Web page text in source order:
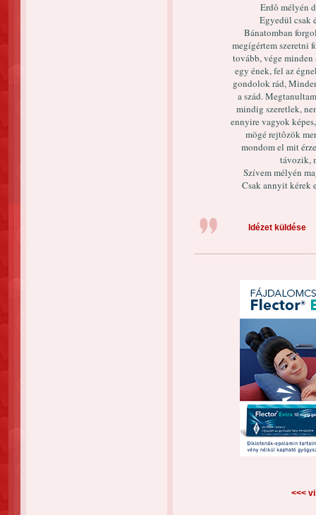
Erdô mélyén
Egyedül csak
Bánatomban
megígértem szeretni
tovább, vége minden
egy ének, fel az
gondolok rád,
a szád.
mindig szeretlek,
ennyire vagyok
mögé rejtôzök
mondom el mit
távozik,
Szívem mélyén
Csak annyit kérek
Idézet küldése
<<<